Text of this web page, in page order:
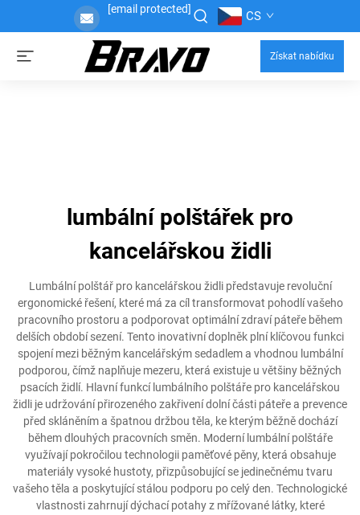
[email protected] CS
Získat nabídku
lumbální polštářek pro
kancelářskou židli
Lumbální polštář pro kancelářskou židli představuje revoluční
ergonomické řešení, které má za cíl transformovat pohodlí vašeho
pracovního prostoru a podporovat optimální zdraví páteře během
delších období sezení. Tento inovativní doplněk plní klíčovou funkci
spojení mezi běžným kancelářským sedadlem a vhodnou lumbální
podporou, čímž naplňuje mezeru, která existuje u většiny běžných
psacích židlí. Hlavní funkcí lumbálního polštáře pro kancelářskou
židli je udržování přirozeného zakřivení dolní části páteře a prevence
před skláněním a špatnou držbou těla, ke kterým běžně dochází
během dlouhých pracovních směn. Moderní lumbální polštáře
využívají pokročilou technologii paměťové pěny, která obsahuje
materiály vysoké hustoty, přizpůsobující se jedinečnému tvaru
vašeho těla a poskytující stálou podporu po celý den. Technologické
vlastnosti zahrnují dýchací potahy z mřížované látky, které